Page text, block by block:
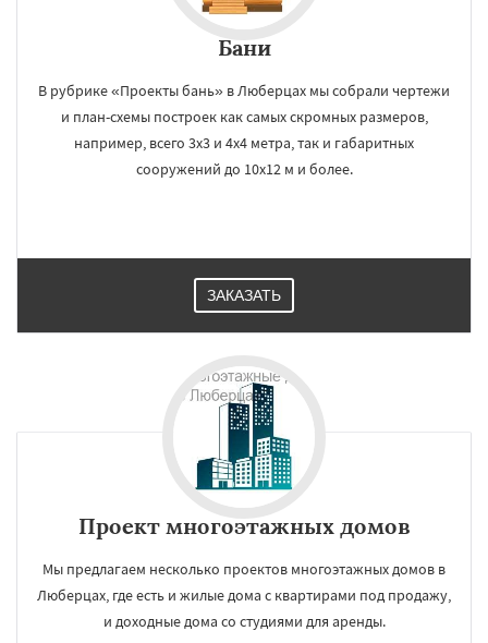
Бани
В рубрике «Проекты бань» в Люберцах мы собрали чертежи
и план-схемы построек как самых скромных размеров,
например, всего 3х3 и 4х4 метра, так и габаритных
сооружений до 10х12 м и более.
ЗАКАЗАТЬ
Проект многоэтажных домов
Мы предлагаем несколько проектов многоэтажных домов в
Люберцах, где есть и жилые дома с квартирами под продажу,
и доходные дома со студиями для аренды.